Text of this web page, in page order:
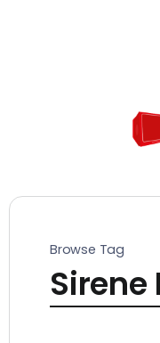
Browse Tag
Sirene